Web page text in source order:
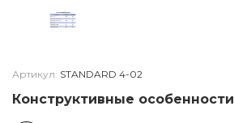
Артикул: STANDARD 4-02
Конструктивные особенности